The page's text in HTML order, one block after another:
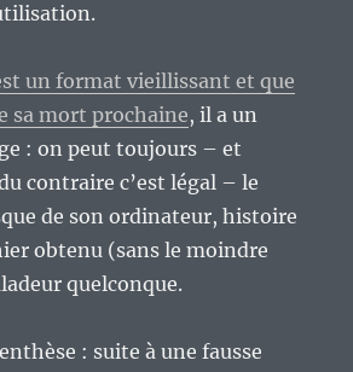
un format vieillissant et que
sa mort prochaine, il a un
: on peut toujours – et
contraire c’est légal – le
de son ordinateur, histoire
obtenu (sans le moindre
quelconque.
: suite à une fausse